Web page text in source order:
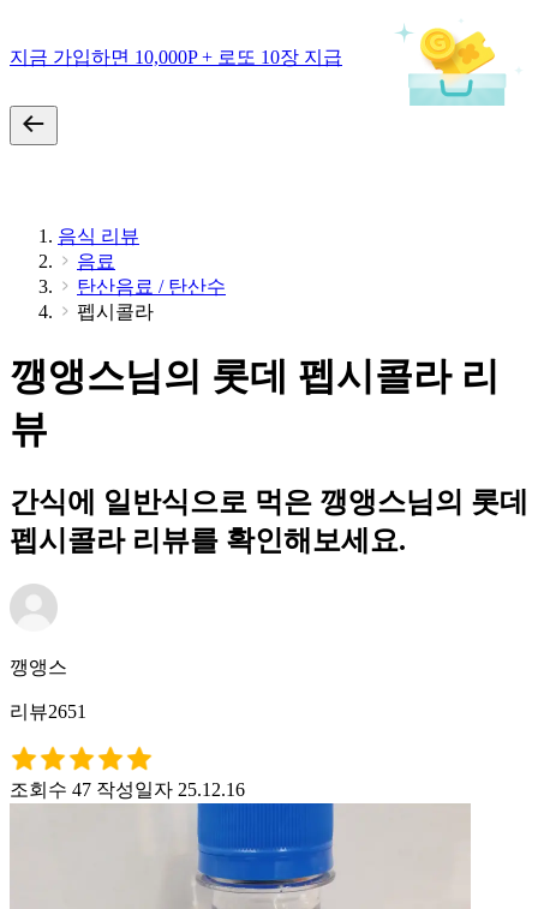
지금 가입하면 10,000P + 로또 10장 지급
음식 리뷰
음료
탄산음료 / 탄산수
펩시콜라
깽앵스님의 롯데 펩시콜라 리
뷰
간식에 일반식으로 먹은 깽앵스님의 롯데
펩시콜라 리뷰를 확인해보세요.
깽앵스
리뷰2651
조회수 47 작성일자 25.12.16